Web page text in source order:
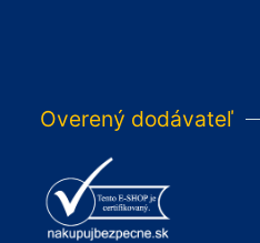
Overený dodávateľ